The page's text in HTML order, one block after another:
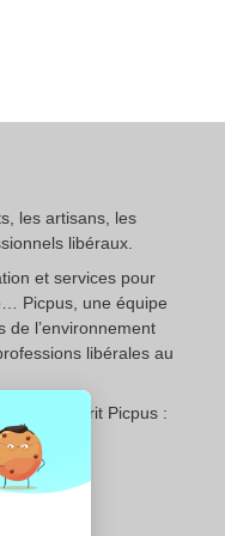
les artisans, les
libéraux.
et services pour
Picpus, une équipe
de l’environnement
libérales au
l’esprit Picpus :